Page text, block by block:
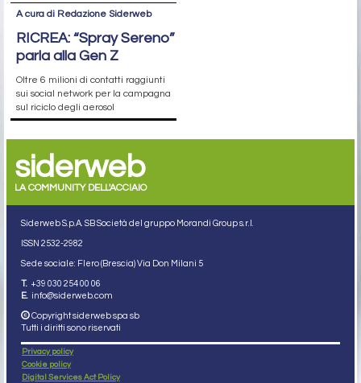
A cura di Redazione Siderweb
RICREA: “Spray Sereno”
parla alla Gen Z
Oltre 6 milioni di contatti raggiunti
sui social network per la campagna
sul riciclo degli aerosol
siderweb
LA COMMUNITY DELL'ACCIAIO
Siderweb S.p.A. SB Società del gruppo Morandi Group s.r.l.
ISSN 2532-2982
Sede sociale: Flero (Brescia) Via Don Milani 5
T. +39 030 254 00 06
E. info@siderweb.com
Copyright siderweb spa sb
Tutti i diritti sono riservati
Privacy policy
Cookie policy
Digital Services Act Policy